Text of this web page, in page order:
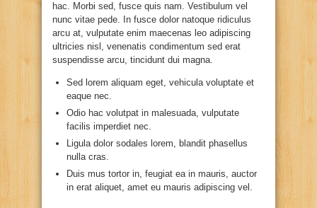
hac. Morbi sed, fusce quis nam. Vestibulum vel
nunc vitae pede. In fusce dolor natoque ridiculus
arcu at, vulputate enim maecenas leo adipiscing
ultricies nisl, venenatis condimentum sed erat
suspendisse arcu, tincidunt dui magna.
Sed lorem aliquam eget, vehicula voluptate et
eaque nec.
Odio hac volutpat in malesuada, vulputate
facilis imperdiet nec.
Ligula dolor sodales lorem, blandit phasellus
nulla cras.
Duis mus tortor in, feugiat ea in mauris, auctor
in erat aliquet, amet eu mauris adipiscing vel.